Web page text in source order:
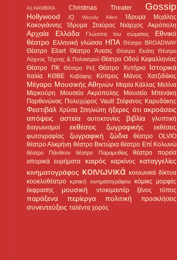
ALHAMBRA Christmas Theater Gossip
Hollywood IQ Woody Allen
Ίδρυμα Μιχάλης
Κακογιάννης
Ίδρυμα Σταύρος Νιάρχος Ακρόπολη
Αρχαία Ελλάδα Γλώσσα του σώματος
Εθνικό
θέατρο Ελληνική γλώσσα ΗΠΑ Θέατρο BROADWAY
Θέατρο Eliart Θέατρο Άνεσις Θέατρο Εκάτη
Θέατρο
Λύχνος Τέχνης & Πολιτισμού Θέατρο Οδού Κεφαλληνίας
Θέατρο ΠΚ
Θέατρο Ρεξ Θέατρο Χυτήριο Ιστορικά
Ιταλία ΚΘΒΕ Καβάφης Κύπρος Μάνος Χατζιδάκις
Μέγαρο Μουσικής Αθηνών Μαρία Κάλλας Μελίνα
Μερκούρη
Μουσείο Ακρόπολης
Μουσείο Μπενάκη
Παρθενώνας Πολυχώρος Vault Στέφανος Καρυδάκης
Φεστιβάλ Χρύσα Σπηλιώτη ήξερες ότι ακροάσεις
απόψεις
αστεία αυτοκτονίες βιβλία
γλυπτική
διαγωνισμοί
εκθέσεις ζωγραφικής
εκθέσεις
φωτογραφίας
ζωγραφική ζώδια
θέατρο OLVIO
θέατρο Αλκμήνη θέατρο Βικτώρια θέατρο Επί Κολωνώ
θέατρο Πάνθεον θέατρο Παραμυθίας
θέατρο πορεία
ιστορικά ευρήματα
καιρός καρκίνος
καταγγελίες
κινηματογράφος κοινωνικά κοινωνικά δίκτυα
κουκλοθέατρο
κριτική κινηματογράφου κόμικς μορφές
έκφρασης
μουσική ντοκιμαντέρ ξένος τύπος
παράξενα περίεργα πολιτική προσκλήσεις
συνεντεύξεις ταλέντα χορός